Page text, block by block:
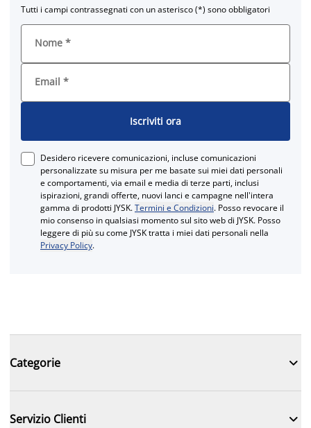
Tutti i campi contrassegnati con un asterisco (*) sono obbligatori
Nome *
Email *
Iscriviti ora
Desidero ricevere comunicazioni, incluse comunicazioni
personalizzate su misura per me basate sui miei dati personali
e comportamenti, via email e media di terze parti, inclusi
ispirazioni, grandi offerte, nuovi lanci e campagne nell'intera
gamma di prodotti JYSK.Termini e Condizioni. Posso revocare il
mio consenso in qualsiasi momento sul sito web di JYSK. Posso
leggere di più su come JYSK tratta i miei dati personali nella
Privacy Policy.
Categorie 
Servizio Clienti 